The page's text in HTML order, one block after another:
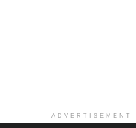
ADVERTISEMENT